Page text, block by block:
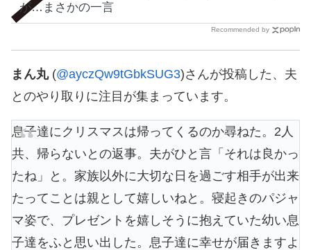
が…まさかの一言
Recommended by
まん丸(@ayczQw9tGbkSUG3)さんが投稿した、夫
とのやり取りに注目が集まっています。
息子達にクリスマスは帰ってくるのか尋ねた。2人
共、帰らないとの返事。夫がひと言「それは良かっ
たね」と。家族以外に大切な日を過ごす相手が出来
たってことは親として嬉しいねと。寝起きのパジャ
マ姿で、プレゼントを嬉しそうに抱えていた幼い息
子達をふと思い出した。息子達に幸せが届きますよ